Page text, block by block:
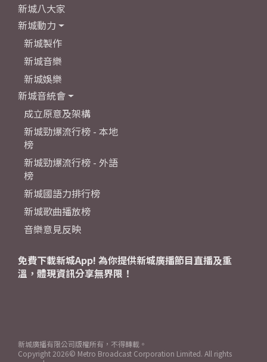
新城八大家
新城動力
新城製作
新城音樂
新城娛樂
新城音統會
成立原意及架構
新城勁爆流行榜 - 本地
榜
新城勁爆流行榜 - 外語
榜
新城國語力排行榜
新城歌曲播放榜
音樂意見反映
免費下載新城App! 為你提供新城廣播節目直播及重
溫，體現資訊分享無界限！
新城廣播有限公司版權所有，不得轉載。
Copyright 2026© Metro Broadcast Corporation Limited. All rights